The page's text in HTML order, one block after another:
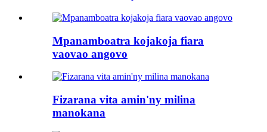
Mpanamboatra kojakoja fiara
vaovao angovo
Fizarana vita amin'ny milina
manokana